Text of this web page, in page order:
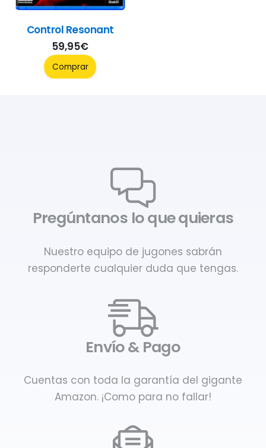
Control Resonant
59,95€
Comprar
Pregúntanos lo que quieras
Nuestro equipo de jugones sabrán
responderte cualquier duda que tengas.
Envío & Pago
Cuentas con toda la garantía del gigante
Amazon. ¡Como para no fallar!